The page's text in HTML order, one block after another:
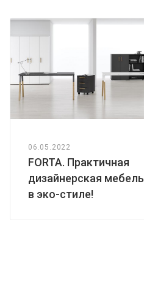
06.05.2022
FORTA. Практичная
дизайнерская мебель
в эко-стиле!